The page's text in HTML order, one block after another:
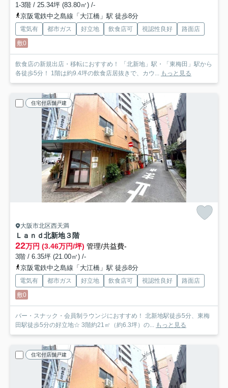
1-3階 / 25.34坪 (83.80㎡) /-
京阪電鉄中之島線「大江橋」駅 徒歩8分
電気有 都市ガス 好立地 飲食店可 視認性良好
路面店
敷0
飲食店の新規出店・移転におすすめ！ 「北新地」駅・「東梅田」駅から
各徒歩5分！ 1階は約9.4坪の飲食店居抜きで、カウ... もっと見る
住宅付店舗戸建
大阪市北区西天満
Ｌａｎｄ北新地３階
22万円 (3.46万円/坪) 管理/共益費-
3階 / 6.35坪 (21.00㎡) /-
京阪電鉄中之島線「大江橋」駅 徒歩8分
電気有 都市ガス 好立地 飲食店可 視認性良好
路面店
敷0
バー・スナック・会員制ラウンジにおすすめ！ 北新地駅徒歩5分、東梅
田駅徒歩5分の好立地☆ 3階約21㎡（約6.3坪）の... もっと見る
住宅付店舗戸建